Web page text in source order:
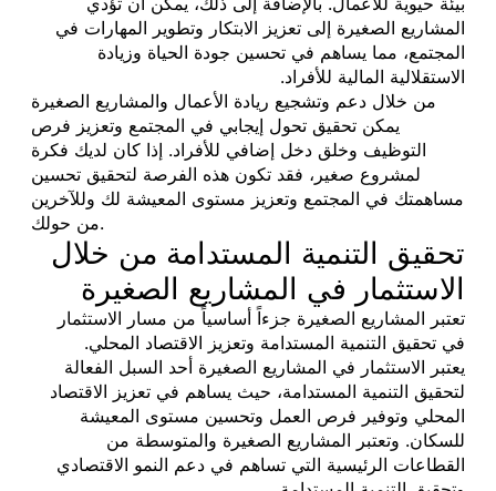
المشاريع الصغيرة إلى تعزيز الابتكار وتطوير المهارات في
المجتمع، مما يساهم في تحسين جودة الحياة وزيادة
الاستقلالية المالية للأفراد.
من خلال دعم وتشجيع ريادة الأعمال والمشاريع الصغيرة
يمكن تحقيق تحول إيجابي في المجتمع وتعزيز فرص
التوظيف وخلق دخل إضافي للأفراد. إذا كان لديك فكرة
لمشروع صغير، فقد تكون هذه الفرصة لتحقيق تحسين
مساهمتك في المجتمع وتعزيز مستوى المعيشة لك وللآخرين
من حولك.
تحقيق التنمية المستدامة من خلال
الاستثمار في المشاريع الصغيرة
تعتبر المشاريع الصغيرة جزءاً أساسياً من مسار الاستثمار
في تحقيق التنمية المستدامة وتعزيز الاقتصاد المحلي.
يعتبر الاستثمار في المشاريع الصغيرة أحد السبل الفعالة
لتحقيق التنمية المستدامة، حيث يساهم في تعزيز الاقتصاد
المحلي وتوفير فرص العمل وتحسين مستوى المعيشة
للسكان. وتعتبر المشاريع الصغيرة والمتوسطة من
القطاعات الرئيسية التي تساهم في دعم النمو الاقتصادي